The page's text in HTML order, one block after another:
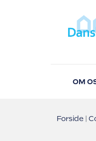
OM
Forside